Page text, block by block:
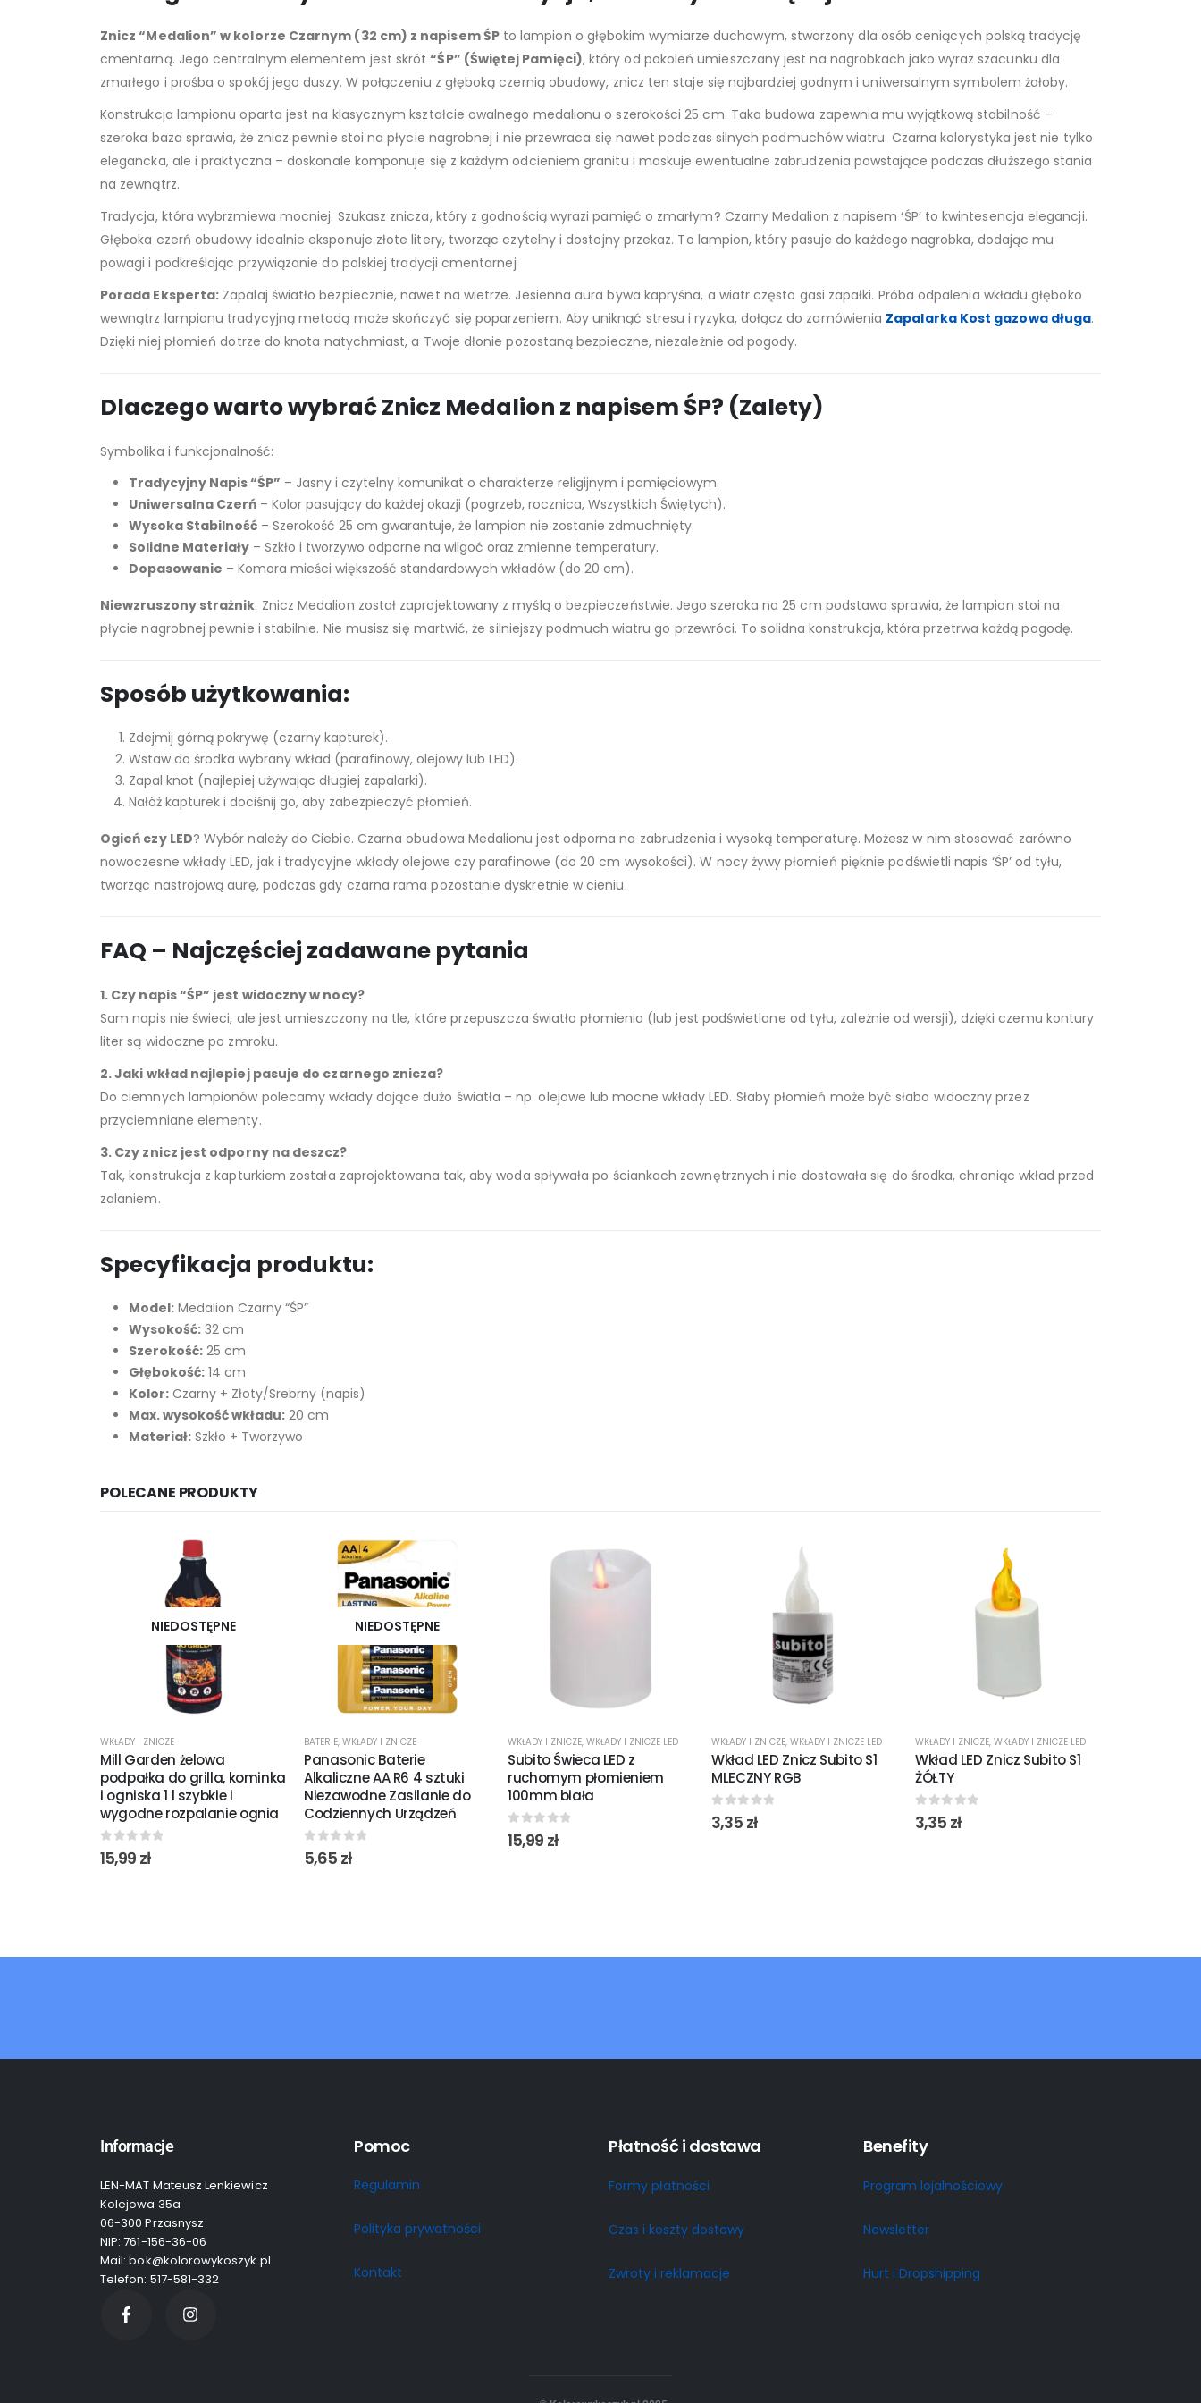
Znicz “Medalion” w kolorze Czarnym (32 cm) z napisem ŚPto lampion o głębokim wymiarze duchowym, stworzony dla osób ceniących polską tradycję
cmentarną. Jego centralnym elementem jest skrót“ŚP” (Świętej Pamięci), który od pokoleń umieszczany jest na nagrobkach jako wyraz szacunku dla
zmarłego i prośba o spokój jego duszy. W połączeniu z głęboką czernią obudowy, znicz ten staje się najbardziej godnym i uniwersalnym symbolem żałoby.
Konstrukcja lampionu oparta jest na klasycznym kształcie owalnego medalionu o szerokości 25 cm. Taka budowa zapewnia mu wyjątkową stabilność –
szeroka baza sprawia, że znicz pewnie stoi na płycie nagrobnej i nie przewraca się nawet podczas silnych podmuchów wiatru. Czarna kolorystyka jest nie tylko
elegancka, ale i praktyczna – doskonale komponuje się z każdym odcieniem granitu i maskuje ewentualne zabrudzenia powstające podczas dłuższego stania
na zewnątrz.
Tradycja, która wybrzmiewa mocniej. Szukasz znicza, który z godnością wyrazi pamięć o zmarłym? Czarny Medalion z napisem ‘ŚP’ to kwintesencja elegancji.
Głęboka czerń obudowy idealnie eksponuje złote litery, tworząc czytelny i dostojny przekaz. To lampion, który pasuje do każdego nagrobka, dodając mu
powagi i podkreślając przywiązanie do polskiej tradycji cmentarnej
Porada Eksperta: Zapalaj światło bezpiecznie, nawet na wietrze. Jesienna aura bywa kapryśna, a wiatr często gasi zapałki. Próba odpalenia wkładu głęboko
wewnątrz lampionu tradycyjną metodą może skończyć się poparzeniem. Aby uniknąć stresu i ryzyka, dołącz do zamówienia Zapalarka Kost gazowa długa.
Dzięki niej płomień dotrze do knota natychmiast, a Twoje dłonie pozostaną bezpieczne, niezależnie od pogody.
Dlaczego warto wybrać Znicz Medalion z napisem ŚP? (Zalety)
Symbolika i funkcjonalność:
Tradycyjny Napis “ŚP” – Jasny i czytelny komunikat o charakterze religijnym i pamięciowym.
Uniwersalna Czerń – Kolor pasujący do każdej okazji (pogrzeb, rocznica, Wszystkich Świętych).
Wysoka Stabilność – Szerokość 25 cm gwarantuje, że lampion nie zostanie zdmuchnięty.
Solidne Materiały – Szkło i tworzywo odporne na wilgoć oraz zmienne temperatury.
Dopasowanie – Komora mieści większość standardowych wkładów (do 20 cm).
Niewzruszony strażnik. Znicz Medalion został zaprojektowany z myślą o bezpieczeństwie. Jego szeroka na 25 cm podstawa sprawia, że lampion stoi na
płycie nagrobnej pewnie i stabilnie. Nie musisz się martwić, że silniejszy podmuch wiatru go przewróci. To solidna konstrukcja, która przetrwa każdą pogodę.
Sposób użytkowania:
Zdejmij górną pokrywę (czarny kapturek).
Wstaw do środka wybrany wkład (parafinowy, olejowy lub LED).
Zapal knot (najlepiej używając długiej zapalarki).
Nałóż kapturek i dociśnij go, aby zabezpieczyć płomień.
Ogień czy LED? Wybór należy do Ciebie. Czarna obudowa Medalionu jest odporna na zabrudzenia i wysoką temperaturę. Możesz w nim stosować zarówno
nowoczesne wkłady LED, jak i tradycyjne wkłady olejowe czy parafinowe (do 20 cm wysokości). W nocy żywy płomień pięknie podświetli napis ‘ŚP’ od tyłu,
tworząc nastrojową aurę, podczas gdy czarna rama pozostanie dyskretnie w cieniu.
FAQ – Najczęściej zadawane pytania
1. Czy napis “ŚP” jest widoczny w nocy?
Sam napis nie świeci, ale jest umieszczony na tle, które przepuszcza światło płomienia (lub jest podświetlane od tyłu, zależnie od wersji), dzięki czemu kontury
liter są widoczne po zmroku.
2. Jaki wkład najlepiej pasuje do czarnego znicza?
Do ciemnych lampionów polecamy wkłady dające dużo światła – np. olejowe lub mocne wkłady LED. Słaby płomień może być słabo widoczny przez
przyciemniane elementy.
3. Czy znicz jest odporny na deszcz?
Tak, konstrukcja z kapturkiem została zaprojektowana tak, aby woda spływała po ściankach zewnętrznych i nie dostawała się do środka, chroniąc wkład przed
zalaniem.
Specyfikacja produktu:
Model: Medalion Czarny “ŚP”
Wysokość: 32 cm
Szerokość: 25 cm
Głębokość: 14 cm
Kolor: Czarny + Złoty/Srebrny (napis)
Max. wysokość wkładu: 20 cm
Materiał: Szkło + Tworzywo
POLECANE PRODUKTY
NIEDOSTĘPNE
WKŁADY I ZNICZE
Mill Garden żelowa
podpałka do grilla, kominka
i ogniska 1 l szybkie i
wygodne rozpalanie ognia
0out of 5
15,99 zł
NIEDOSTĘPNE
BATERIE, WKŁADY I ZNICZE
Panasonic Baterie
Alkaliczne AA R6 4 sztuki
Niezawodne Zasilanie do
Codziennych Urządzeń
0out of 5
5,65 zł
WKŁADY I ZNICZE, WKŁADY I ZNICZE LED
Subito Świeca LED z
ruchomym płomieniem
100mm biała
0out of 5
15,99 zł
WKŁADY I ZNICZE, WKŁADY I ZNICZE LED
Wkład LED Znicz Subito S1
MLECZNY RGB
0out of 5
3,35 zł
WKŁADY I ZNICZE, WKŁADY I ZNICZE LED
Wkład LED Znicz Subito S1
ŻÓŁTY
0out of 5
3,35 zł
Informacje
LEN-MAT Mateusz Lenkiewicz
Kolejowa 35a
06-300 Przasnysz
NIP: 761-156-36-06
Mail: bok@kolorowykoszyk.pl
Telefon: 517-581-332
Pomoc
Regulamin
Polityka prywatności
Kontakt
Płatność i dostawa
Formy płatności
Czas i koszty dostawy
Zwroty i reklamacje
Benefity
Program lojalnościowy
Newsletter
Hurt i Dropshipping